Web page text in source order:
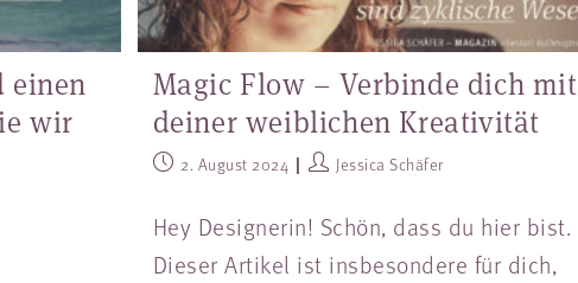
einen
wir
Magic Flow – Verbinde dich mit
deiner weiblichen Kreativität
2. August 2024 Jessica Schäfer
Hey Designerin! Schön, dass du hier bist.
Dieser Artikel ist insbesondere für dich,